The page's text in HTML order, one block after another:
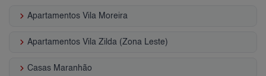
keyboard_arrow_right Apartamentos Vila Moreira
keyboard_arrow_right Apartamentos Vila Zilda (Zona Leste)
keyboard_arrow_right Casas Maranhão